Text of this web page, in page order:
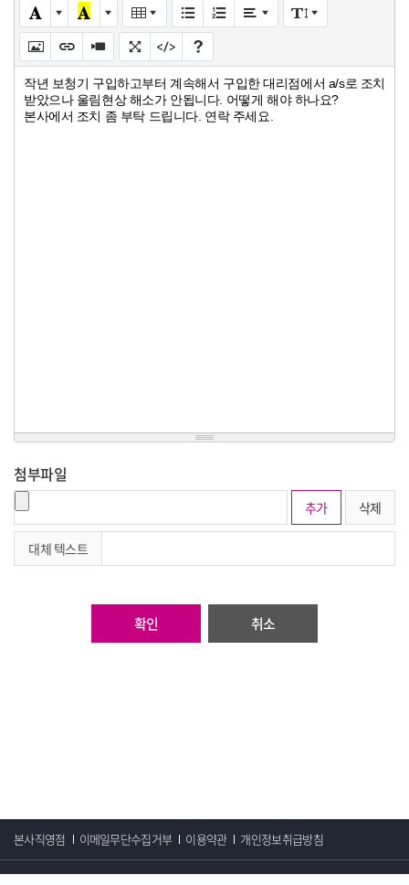
작년 보청기 구입하고부터 계속해서 구입한 대리점에서 a/s로 조치
받았으나 울림현상 해소가 안됩니다. 어떻게 해야 하나요?
본사에서 조치 좀 부탁 드립니다. 연락 주세요.
첨부파일
추가 삭제
대체 텍스트
취소
본사직영점 이메일무단수집거부 이용약관 개인정보취급방침